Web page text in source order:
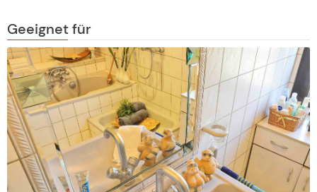
Geeignet für